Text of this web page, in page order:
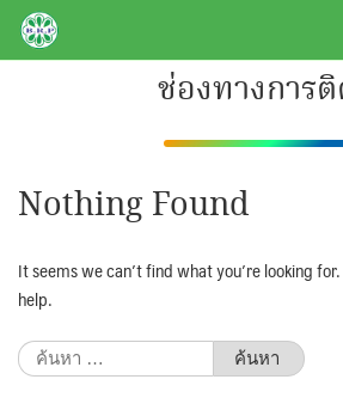
SkipBRPAUTO.COM
ช่องทางการ
Nothing Found
It seems we can’t find what you’re looking
help.
ค้นหา
สำหรับ: